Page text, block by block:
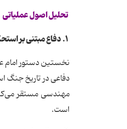
تحلیل اصول عملیاتی
۱. دفاع مبتنی بر استحکامات مهندسی
نخستین دستور امام
دفاعی در تاریخ جنگ
مهندسی مستقر
است.